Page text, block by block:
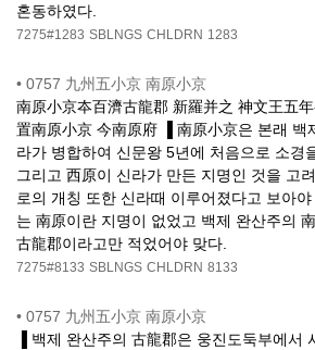
혼동하였다.
7275#1283 SBLNGS CHLDRN 1283
• 0757 九州五小京 南原小京
南原小京夲百濟古龍郡 新羅并之 神文王五
置南原小京 今南原府 ▐ 南原小京은 본래 백
라가 병합하여 신문왕 5년에 처음으로 소경
그리고 西原이 신라가 만든 지명인 것을 고
로의 개칭 또한 신라때 이루어졌다고 보아
는 南原이란 지명이 없었고 백제 완산주의
古龍郡이라고만 적었어야 맞다.
7275#8133 SBLNGS CHLDRN 8133
• 0757 九州五小京 南原小京
▐ 백제 완산주의 古龍郡은 웅진도둑부에서